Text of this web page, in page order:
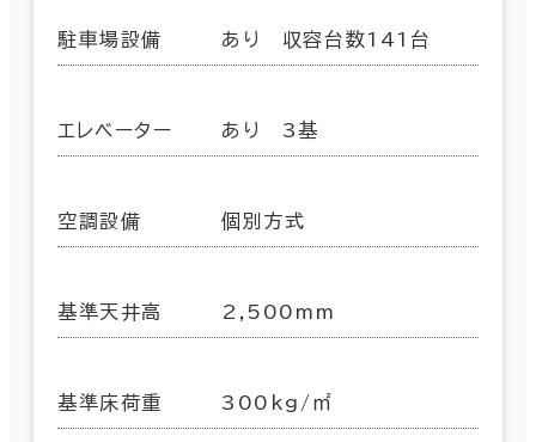
駐車場設備 あり 収容台数141台
エレベーター あり 3基
空調設備 個別方式
基準天井高 2,500mm
基準床荷重 300kg/㎡